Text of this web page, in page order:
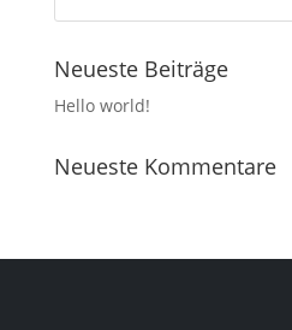
Neueste Beiträge
Hello world!
Neueste Kommentare